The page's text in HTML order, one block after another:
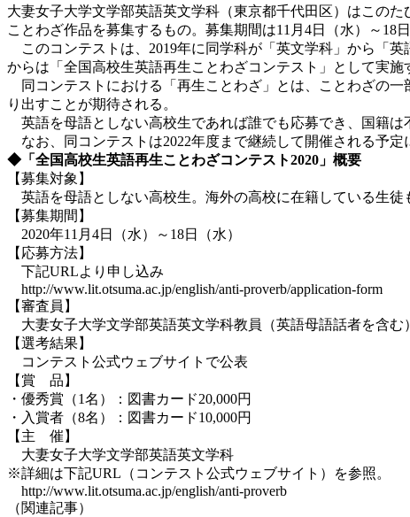
大妻女子大学文学部英語英文学科（東京都千代田区）はこの
ことわざ作品を募集するもの。募集期間は11月4日（水）～18日
このコンテストは、2019年に同学科が「英文学科」から「
からは「全国高校生英語再生ことわざコンテスト」として実施
同コンテストにおける「再生ことわざ」とは、ことわざの
り出すことが期待される。
英語を母語としない高校生であれば誰でも応募でき、国籍は
なお、同コンテストは2022年度まで継続して開催される予定
◆「全国高校生英語再生ことわざコンテスト2020」概要
【募集対象】
英語を母語としない高校生。海外の高校に在籍している生徒
【募集期間】
2020年11月4日（水）～18日（水）
【応募方法】
下記URLより申し込み
http://www.lit.otsuma.ac.jp/english/anti-proverb/application-form
【審査員】
大妻女子大学文学部英語英文学科教員（英語母語話者を含む）
【選考結果】
コンテスト公式ウェブサイトで公表
【賞 品】
・優秀賞（1名）：図書カード20,000円
・入賞者（8名）：図書カード10,000円
【主 催】
大妻女子大学文学部英語英文学科
※詳細は下記URL（コンテスト公式ウェブサイト）を参照。
http://www.lit.otsuma.ac.jp/english/anti-proverb
（関連記事）